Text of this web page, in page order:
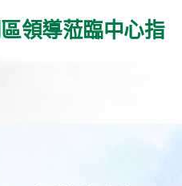
領導蒞臨中心指